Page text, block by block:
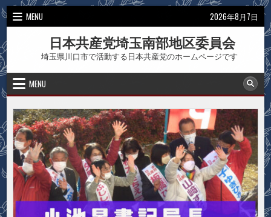
Skip
MENU 2026年8月7日
日本共産党埼玉南部地区委員会
埼玉県川口市で活動する日本共産党のホームページです
MENU